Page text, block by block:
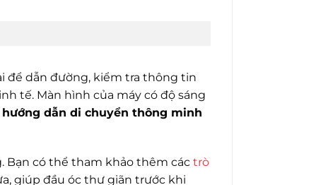
để dẫn đường, kiểm tra thông tin
tế. Màn hình của máy có độ sáng
hướng dẫn di chuyển thông minh
Bạn có thể tham khảo thêm các trò
giúp đầu óc thư giãn trước khi